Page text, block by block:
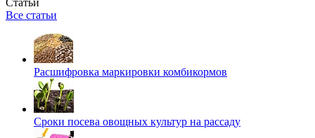
Все статьи
Расшифровка маркировки комбикормов
Сроки посева овощных культур на рассаду